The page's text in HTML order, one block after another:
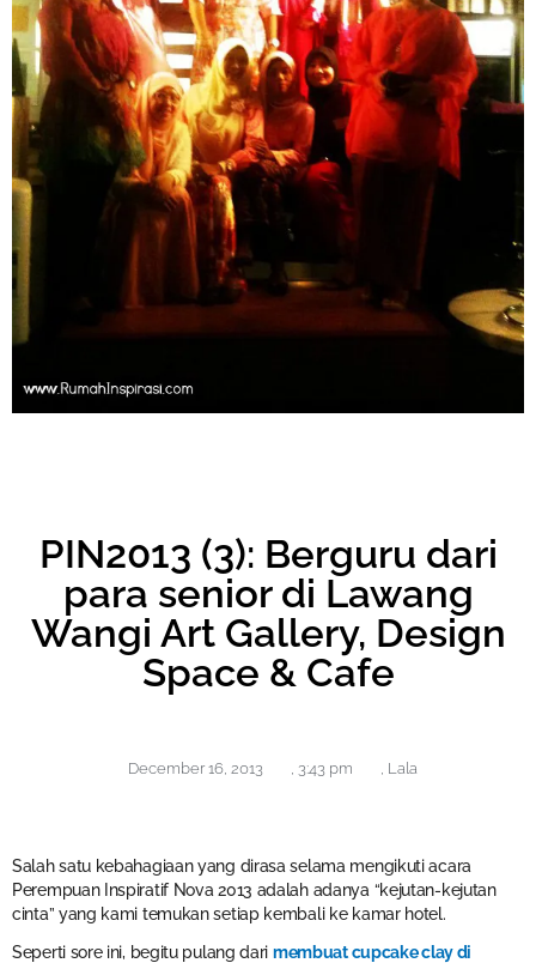
PIN2013 (3): Berguru dari
para senior di Lawang
Wangi Art Gallery, Design
Space & Cafe
December 16, 2013 , 3:43 pm , Lala
Salah satu kebahagiaan yang dirasa selama mengikuti acara
Perempuan Inspiratif Nova 2013 adalah adanya “kejutan-kejutan
cinta” yang kami temukan setiap kembali ke kamar hotel.
Seperti sore ini, begitu pulang dari membuat cupcake clay di